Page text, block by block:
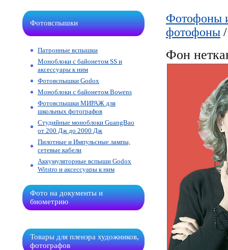
Фотовспышки
Патронные вспышки
Моноблоки с байонетом SS и
аксессуары к ним
Фотовспышки Godox
Моноблоки с байонетом Bowens
Фотовспышки МИРАЖ для
школьных фотографов
Студийные моноблоки GuangBao
от 200 Дж до 2000 Дж
Пилотные и Импульсные лампы,
сетевые кабели
Аккумуляторные вспыши Godox
Witstro и аксессуары к ним
Фото на документы и
биометрию
Товары для пленэра художников,
фотографов
Фотофоны
фотофоны
Фон